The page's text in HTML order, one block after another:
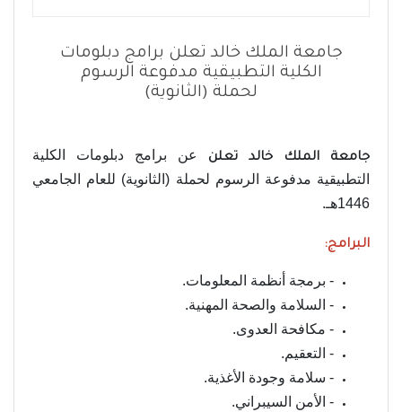
جامعة الملك خالد تعلن برامج دبلومات
الكلية التطبيقية مدفوعة الرسوم
لحملة (الثانوية)
جامعة الملك خالد تعلن
عن برامج دبلومات الكلية
التطبيقية مدفوعة الرسوم لحملة (الثانوية) للعام الجامعي
1446هـ.
البرامج:
- برمجة أنظمة المعلومات.
- السلامة والصحة المهنية.
- مكافحة العدوى.
- التعقيم.
- سلامة وجودة الأغذية.
- الأمن السيبراني.